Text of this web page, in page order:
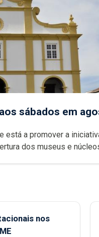
sábados em
está a promover a
dos museus e
nos